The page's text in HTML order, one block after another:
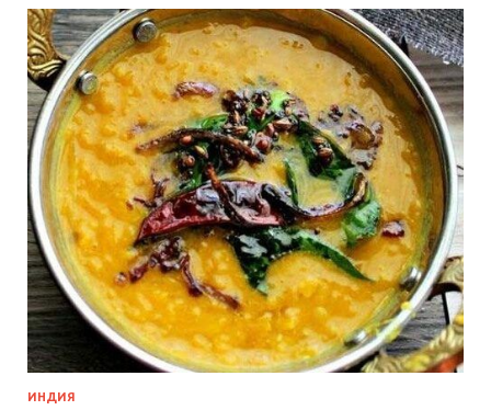
ИНДИЯ